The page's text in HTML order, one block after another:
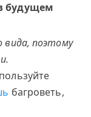
будущем
вида, поэтому
багроветь,